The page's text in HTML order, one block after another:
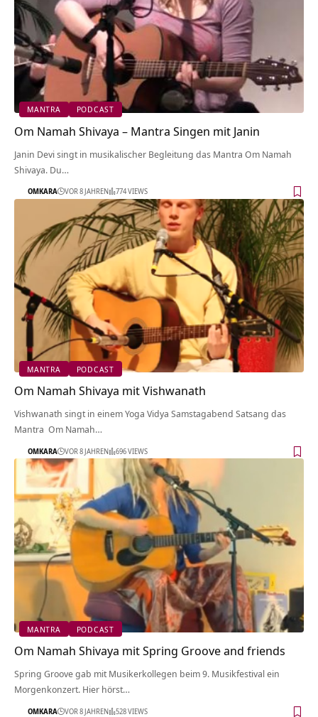
MANTRA PODCAST
Om Namah Shivaya – Mantra Singen mit Janin
Janin Devi singt in musikalischer Begleitung das Mantra Om Namah
Shivaya. Du…
OMKARA VOR 8 JAHREN 774 VIEWS
MANTRA PODCAST
Om Namah Shivaya mit Vishwanath
Vishwanath singt in einem Yoga Vidya Samstagabend Satsang das
Mantra Om Namah…
OMKARA VOR 8 JAHREN 696 VIEWS
MANTRA PODCAST
Om Namah Shivaya mit Spring Groove and friends
Spring Groove gab mit Musikerkollegen beim 9. Musikfestival ein
Morgenkonzert. Hier hörst…
OMKARA VOR 8 JAHREN 528 VIEWS